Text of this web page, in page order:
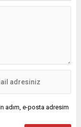
adım, e-posta adresim